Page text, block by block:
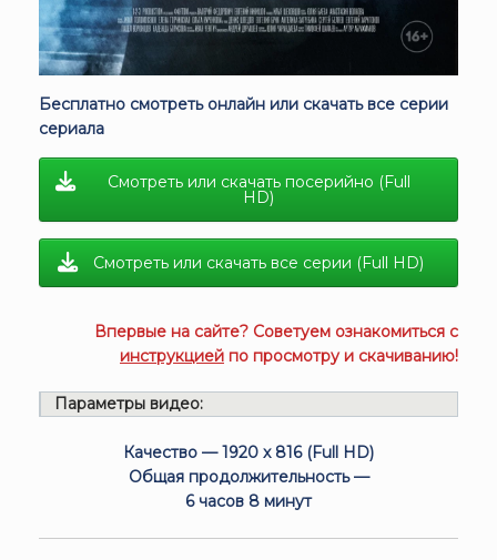
Бесплатно смотреть онлайн или скачать все серии
сериала
Смотреть или скачать посерийно (Full
HD)
Смотреть или скачать все серии (Full HD)
Впервые на сайте? Советуем ознакомиться с
инструкцией по просмотру и скачиванию!
Параметры видео:
Качество — 1920 x 816 (Full HD)
Общая продолжительность —
6 часов 8 минут